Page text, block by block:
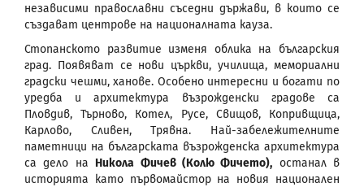
независими православни съседни държави, в които се
създават центрове на националната кауза.
Стопанското развитие изменя облика на българския
град. Появяват се нови църкви, училища, мемориални
градски чешми, ханове. Особено интересни и богати по
уредба и архитектура възрожденски градове са
Пловдив, Търново, Котел, Русе, Свищов, Копривщица,
Карлово, Сливен, Трявна. Най-забележителните
паметници на българската възрожденска архитектура
са дело на Никола Фичев (Колю Фичето), останал в
историята като първомайстор на новия национален